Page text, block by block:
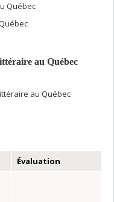
Québec
au Québec
au Québec
Évaluation